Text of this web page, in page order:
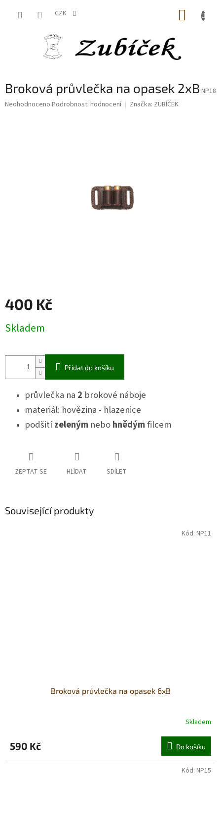
CZK
Broková průvlečka na opasek 2xB NP18
Průměrné
Neohodnoceno Podrobnosti hodnocení Značka: ZUBÍČEK
400 Kč
cena:
Skladem
Přidat do košíku
průvlečka na 2 brokové náboje
materiál: hovězina - hlazenice
podšitízeleným nebohnědýmfilcem
ZEPTAT SE HLÍDAT SDÍLET
Související produkty
Broková průvlečka na opasek 6xB
Skladem
590 Kč Do košíku
Kód: NP11
Kód: NP15